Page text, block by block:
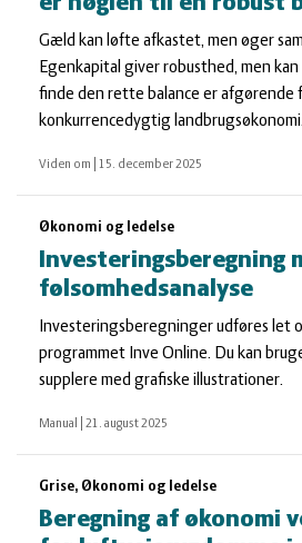
Gæld kan løfte afkastet, men øger
Egenkapital giver robusthed, men
finde den rette balance er
konkurrencedygtig landbrugsøkonomi.
Viden om 15. december 2025
Økonomi og ledelse
Investeringsberegning
følsomhedsanalyse
Investeringsberegninger udføres let
programmet Inve Online. Du kan
supplere med grafiske illustrationer.
Manual 21. august 2025
Grise, Økonomi og ledelse
Beregning af økonomi